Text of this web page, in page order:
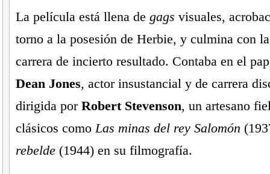
La película está llena de gags visuales,
torno a la posesión de Herbie, y culmina con
carrera de incierto resultado. Contaba en el
Dean Jones, actor insustancial y de carrera
dirigida por Robert Stevenson, un artesano
clásicos comoLas minas del rey Salomón
rebelde(1944) en su filmografía.